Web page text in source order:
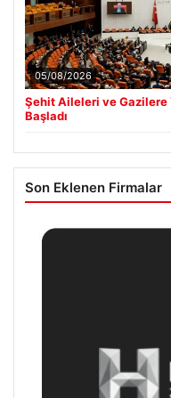
05/08/2026
Şehit Aileleri ve Gazilere
Başladı
Son Eklenen Firmalar